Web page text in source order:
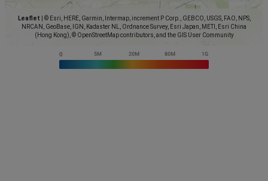
Leaflet
© Esri, HERE, Garmin, Intermap, increment P Corp., GEBCO, USGS, FAO, NPS,
NRCAN, GeoBase, IGN, Kadaster NL, Ordnance Survey, Esri Japan, METI, Esri China
(Hong Kong), © OpenStreetMap contributors, and the GIS User Community